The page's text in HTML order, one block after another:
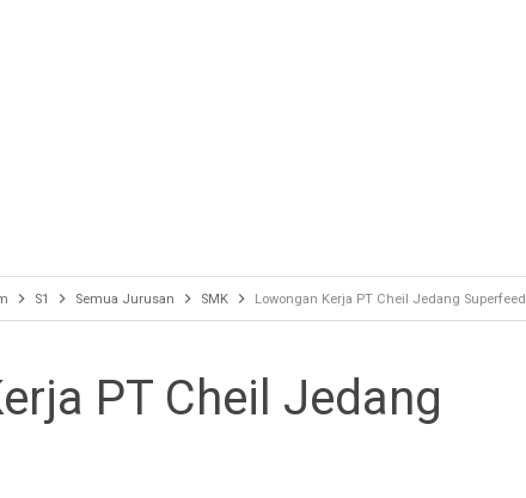
S1 Semua Jurusan SMK Lowongan Kerja PT Cheil Jedang Superfeed
PT Cheil Jedang